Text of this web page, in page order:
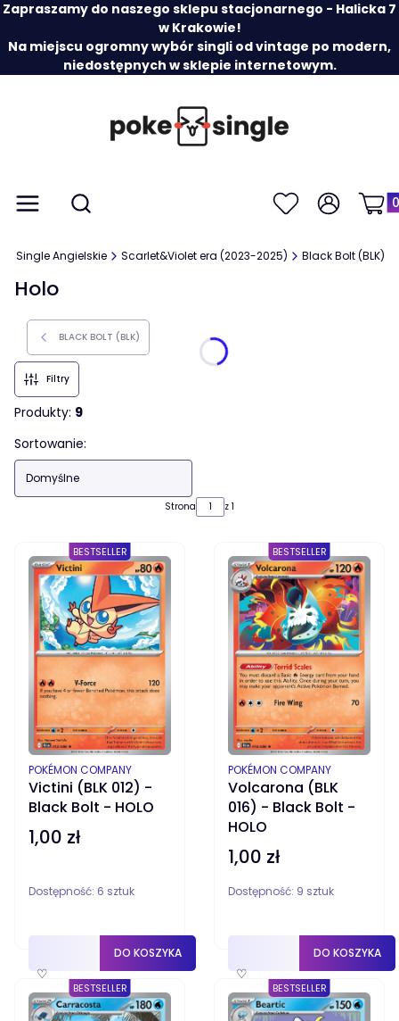
Zapraszamy do naszego sklepu stacjonarnego - Halicka 7
w Krakowie!
Na miejscu ogromny wybór singli od vintage po modern,
niedostępnych w sklepie internetowym.
Menu Otwórz wyszukiwarkę
Szukaj UlubioneZaloguj się
Single Angielskie Scarlet&Violet era (2023-2025) Black Bolt (BLK)
Holo
BLACK BOLT (BLK)
Filtry
Produkty: 9
Lista produktów
Sortowanie:
Domyślne
Strona z 1
BESTSELLER
Victini (BLK 012) -
Black Bolt - HOLO
PRODUCENT
POKÉMON COMPANY
Cena
1,00 zł
Dostępność: 6 sztuk
♡
DO KOSZYKA
BESTSELLER
Volcarona (BLK
016) - Black Bolt -
HOLO
PRODUCENT
POKÉMON COMPANY
Cena
1,00 zł
Dostępność: 9 sztuk
♡
DO KOSZYKA
BESTSELLER BESTSELLER